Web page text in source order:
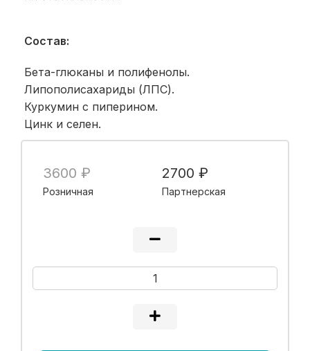
Состав:
Бета-глюканы и полифенолы.
Липополисахариды (ЛПС).
Куркумин с пиперином.
Цинк и селен.
3600 ₽
Розничная
2700 ₽
Партнерская